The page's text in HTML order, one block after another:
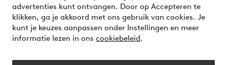
advertenties kunt ontvangen. Door op Accepteren te
klikken, ga je akkoord met ons gebruik van cookies. Je
kunt je keuzes aanpassen onder Instellingen en meer
informatie lezen in ons cookiebeleid.